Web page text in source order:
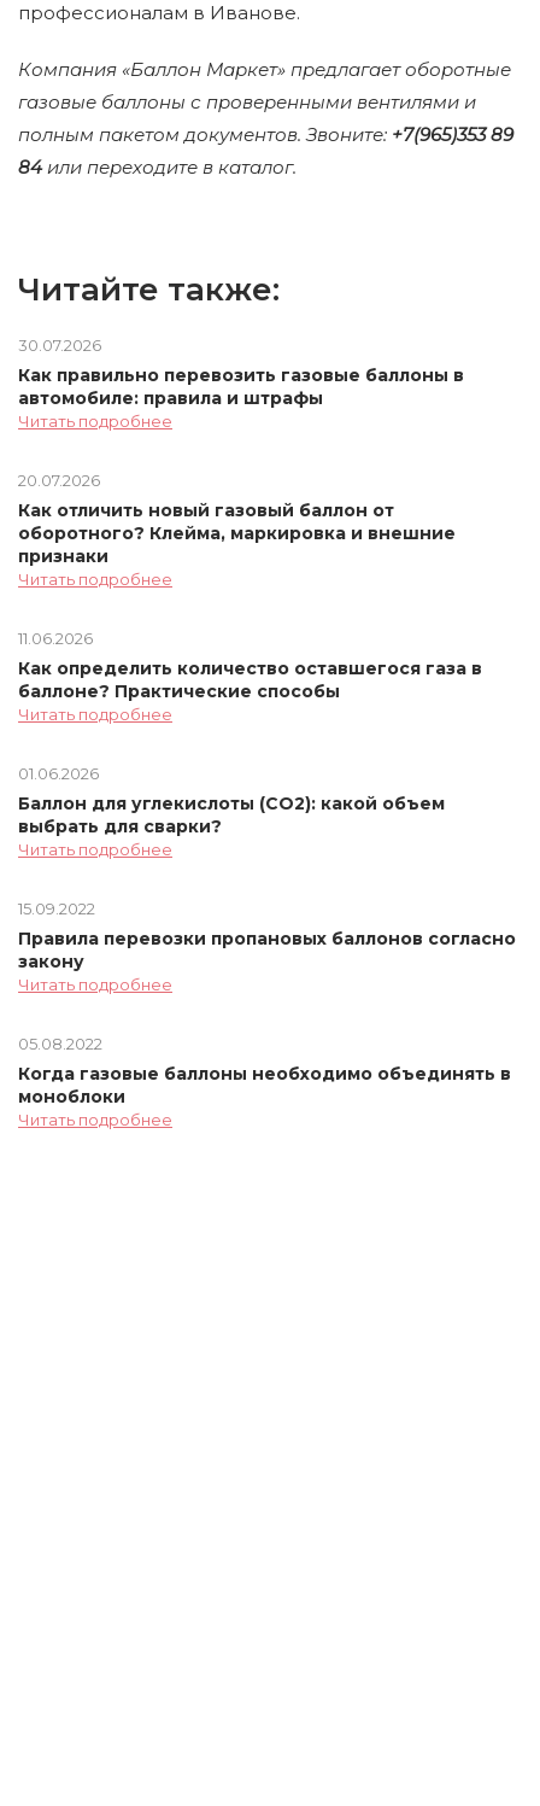
профессионалам в Иванове.
Компания «Баллон Маркет» предлагает оборотные
газовые баллоны с проверенными вентилями и
полным пакетом документов. Звоните: +7(965)353 89
84или переходите в каталог.
Читайте также:
30.07.2026
Как правильно перевозить газовые баллоны в
автомобиле: правила и штрафы
Читать подробнее
20.07.2026
Как отличить новый газовый баллон от
оборотного? Клейма, маркировка и внешние
признаки
Читать подробнее
11.06.2026
Как определить количество оставшегося газа в
баллоне? Практические способы
Читать подробнее
01.06.2026
Баллон для углекислоты (СО2): какой объем
выбрать для сварки?
Читать подробнее
15.09.2022
Правила перевозки пропановых баллонов согласно
закону
Читать подробнее
05.08.2022
Когда газовые баллоны необходимо объединять в
моноблоки
Читать подробнее